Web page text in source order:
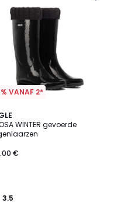
VANAF 2*
WINTER gevoerde
€
3.5